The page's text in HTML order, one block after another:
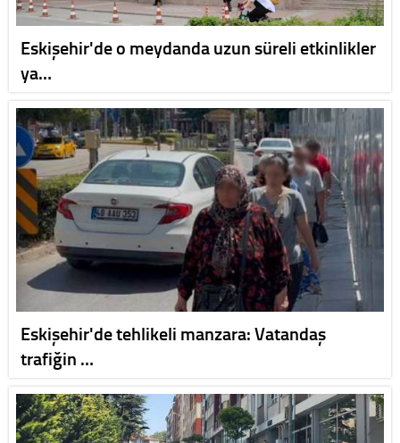
Eskişehir'de o meydanda uzun süreli etkinlikler
ya…
Eskişehir'de tehlikeli manzara: Vatandaş
trafiğin …